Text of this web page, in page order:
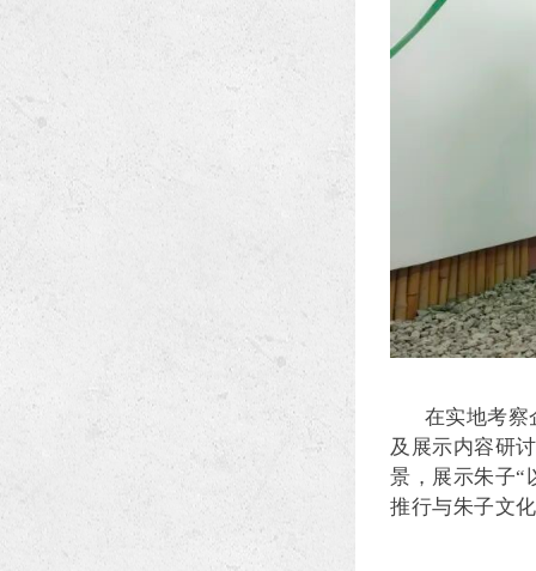
在实地考察
及展示内容研
景，展示朱子“
推行与朱子文